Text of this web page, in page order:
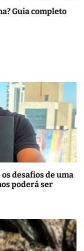
Guia completo
desafios de uma
poderá ser